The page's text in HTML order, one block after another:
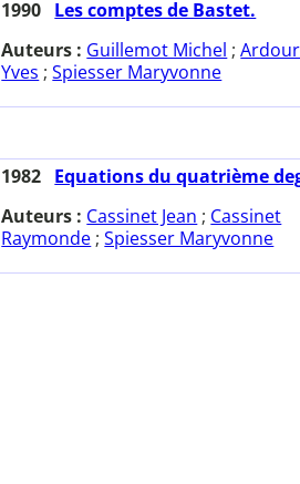
1990 Les comptes de Bastet.
Auteurs : Guillemot Michel ;
Yves ;Spiesser Maryvonne
1982 Equations du quatrième
Auteurs : Cassinet Jean ; Cassinet
Raymonde ;Spiesser Maryvonne